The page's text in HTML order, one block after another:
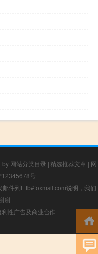
by 网站分类目录 | 精选推荐文章 | 网
号
件到f_fb#foxmail.com说明，我们
谢
性广告及商业合作